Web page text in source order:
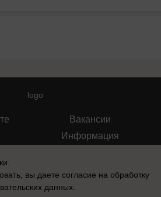
Вакансии
Информация
вы даете согласие на обработку
данных.